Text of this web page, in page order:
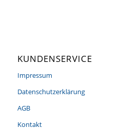
KUNDENSERVICE
Impressum
Datenschutzerklärung
AGB
Kontakt